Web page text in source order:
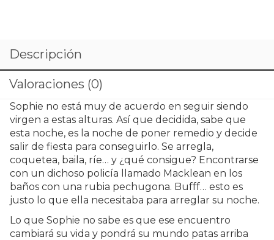
Descripción
Valoraciones (0)
Sophie no está muy de acuerdo en seguir siendo
virgen a estas alturas. Así que decidida, sabe que
esta noche, es la noche de poner remedio y decide
salir de fiesta para conseguirlo. Se arregla,
coquetea, baila, ríe… y ¿qué consigue? Encontrarse
con un dichoso policía llamado Macklean en los
baños con una rubia pechugona. Bufff… esto es
justo lo que ella necesitaba para arreglar su noche.
Lo que Sophie no sabe es que ese encuentro
cambiará su vida y pondrá su mundo patas arriba